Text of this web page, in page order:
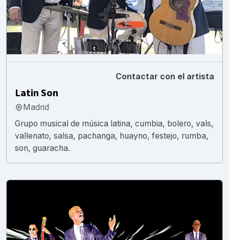
Contactar con el artista
Latin Son
Madrid
Grupo musical de música latina, cumbia, bolero, vals,
vallenato, salsa, pachanga, huayno, festejo, rumba,
son, guaracha.